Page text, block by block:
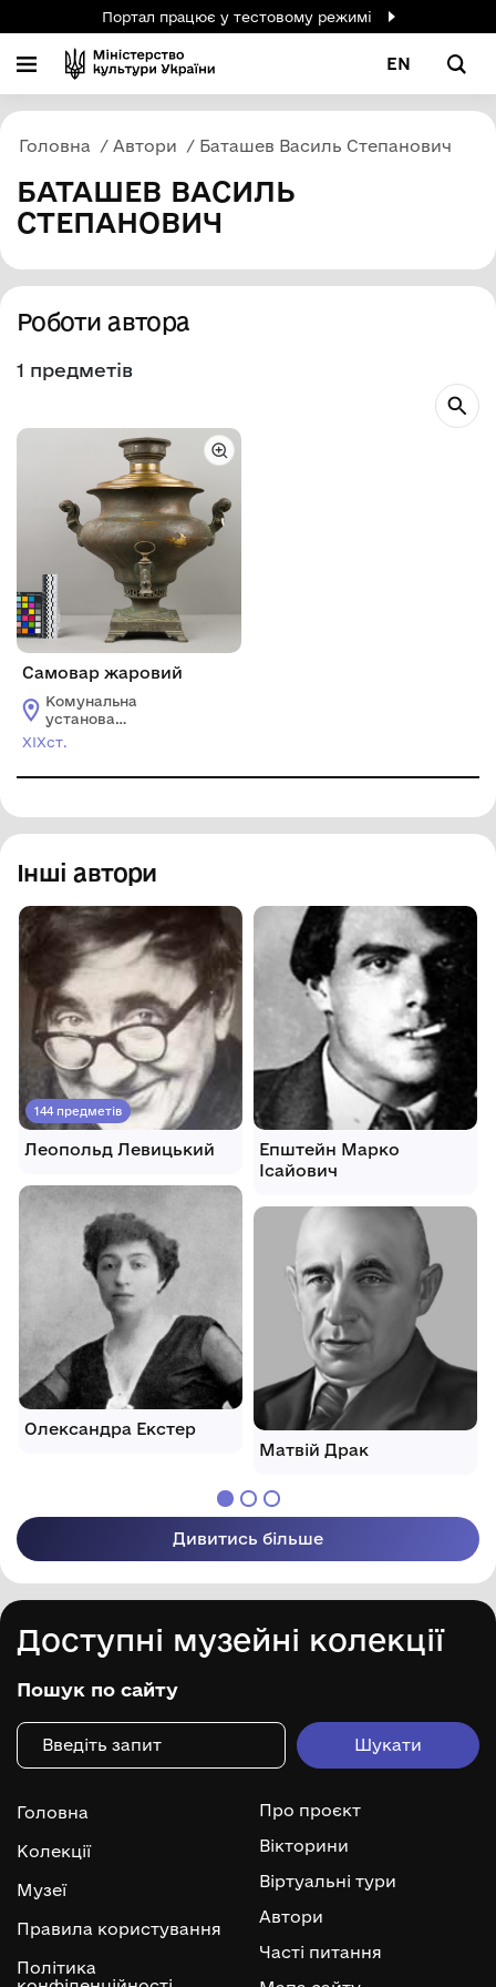
Портал працює у тестовому режимі
EN
Головна Автори Баташев Василь Степанович
БАТАШЕВ ВАСИЛЬ
СТЕПАНОВИЧ
Роботи автора
1 предметів
Самовар жаровий
Комунальна
установа
"Ізмаїльський
XIXст.
Інші автори
144 предметів
Леопольд Левицький
Олександра Екстер
Епштейн Марко
Ісайович
Матвій Драк
Дивитись більше
Доступні музейні колекції
Пошук по сайту
Головна
Колекції
Музеї
Правила користування
Політика
Про проєкт
Вікторини
Віртуальні тури
Автори
Часті питання